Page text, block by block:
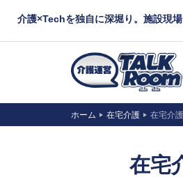
介護×Techを独自に深堀り。施設現
ホーム 在宅介護 在宅介
在宅